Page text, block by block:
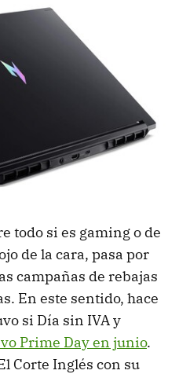
todo si es gaming o de
de la cara, pasa por
campañas de rebajas
En este sentido, hace
si Día sin IVA y
Prime Day en junio.
Corte Inglés con su